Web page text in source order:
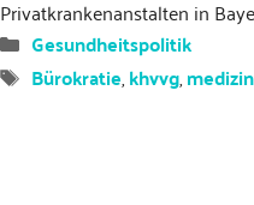
Privatkrankenanstalten in
Kategorien
Gesundheitspolitik
Schlagwörter
Bürokratie,khvvg,